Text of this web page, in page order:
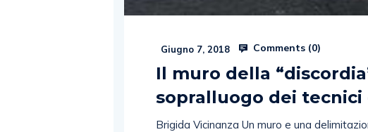
Giugno 7, 2018 Comments (0)
Il muro della
sopralluogo dei tecnici
Brigida Vicinanza Un muro e una